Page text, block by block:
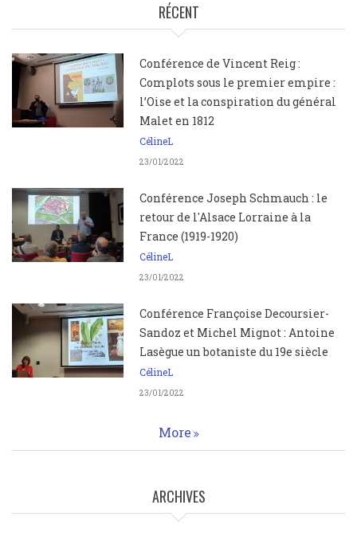
RÉCENT
Conférence de Vincent Reig :
Complots sous le premier empire :
l’Oise et la conspiration du général
Malet en 1812
CélineL
23/01/2022
Conférence Joseph Schmauch : le
retour de l'Alsace Lorraine à la
France (1919-1920)
CélineL
23/01/2022
Conférence Françoise Decoursier-
Sandoz et Michel Mignot : Antoine
Lasègue un botaniste du 19e siècle
CélineL
23/01/2022
More
ARCHIVES